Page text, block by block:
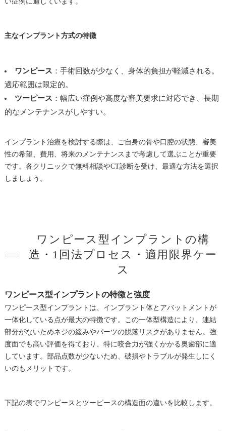
主なインプラント方式の特徴
ワンピース ：手術回数が少なく、身体的負担が軽減される。
適応範囲は限定的。
ツーピース ：幅広い症例や高度な審美要求に対応でき、長期
的なメンテナンスがしやすい。
インプラント治療を検討する際は、ご自身の骨や口腔の状態、審美
性の希望、費用、将来のメンテナンスまで考慮して選ぶことが重要
です。各クリニックで無料相談やCT診断を受け、最適な方法を選択
しましょう。
ワンピース型インプラントの構
造・1回法プロセス・適用限界ケー
ス
ワンピース型インプラントの特徴と強度
ワンピース型インプラントは、インプラント体とアバットメントが
一体化している点が最大の特徴です。この一体型構造により、連結
部分がないためネジの緩みやパーツの脱落リスクがありません。強
度面でも高い評価を得ており、特に咬合力が強くかかる奥歯部に適
しています。部品点数が少ないため、破損やトラブルが発生しにく
いのもメリットです。
下記の表でワンピースとツーピースの構造面の違いを比較します。